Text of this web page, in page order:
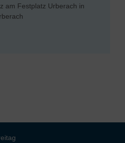
am Festplatz Urberach in